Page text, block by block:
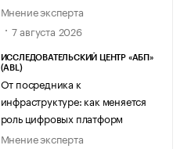
Мнение эксперта
7 августа 2026
ИССЛЕДОВАТЕЛЬСКИЙ ЦЕНТР «АБП»
(ABL)
От посредника к
инфраструктуре: как меняется
роль цифровых платформ
Мнение эксперта